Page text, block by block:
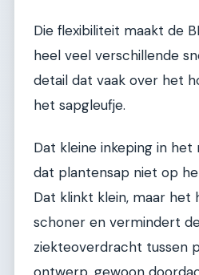
Die flexibiliteit maakt de
heel veel verschillende
detail dat vaak over het
het sapgleufje.
Dat kleine inkeping in
dat plantensap niet op
Dat klinkt klein, maar het
schoner en vermindert
ziekteoverdracht tussen